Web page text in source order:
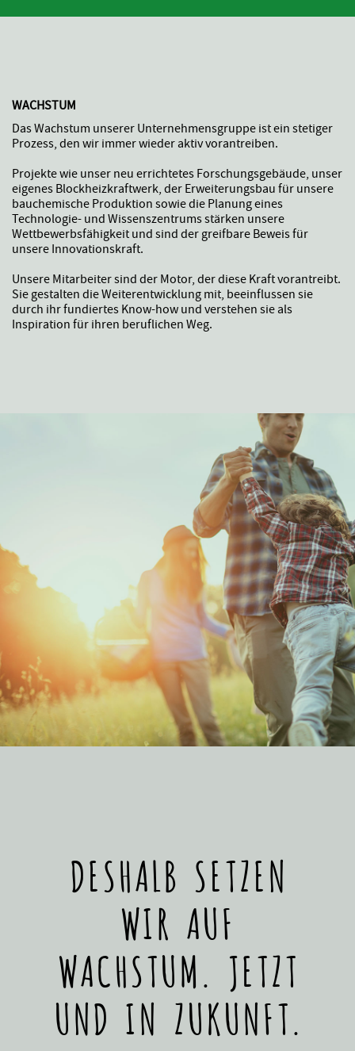
WACHSTUM
Das Wachstum unserer Unternehmensgruppe ist ein stetiger
Prozess, den wir immer wieder aktiv vorantreiben.
Projekte wie unser neu errichtetes Forschungsgebäude, unser
eigenes Blockheizkraftwerk, der Erweiterungsbau für unsere
bauchemische Produktion sowie die Planung eines
Technologie- und Wissenszentrums stärken unsere
Wettbewerbsfähigkeit und sind der greifbare Beweis für
unsere Innovationskraft.
Unsere Mitarbeiter sind der Motor, der diese Kraft vorantreibt.
Sie gestalten die Weiterentwicklung mit, beeinflussen sie
durch ihr fundiertes Know-how und verstehen sie als
Inspiration für ihren beruflichen Weg.
DESHALB SETZEN
WIR AUF
WACHSTUM. JETZT
UND IN ZUKUNFT.